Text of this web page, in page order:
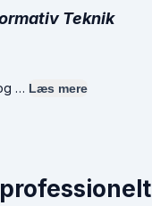
Teknik
… Læs mere